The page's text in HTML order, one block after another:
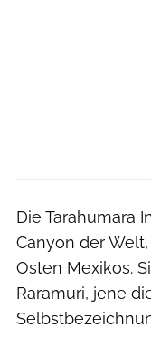
Die Tarahumara
Canyon der
Osten Mexikos.
Raramuri, jene